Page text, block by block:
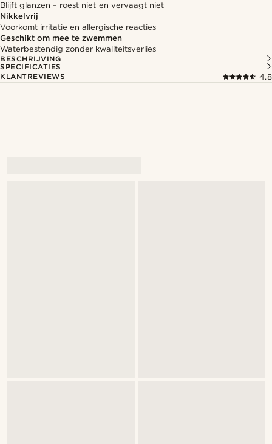
Blijft glanzen – roest niet en vervaagt niet
Nikkelvrij
Voorkomt irritatie en allergische reacties
Geschikt om mee te zwemmen
Waterbestendig zonder kwaliteitsverlies
BESCHRIJVING
SPECIFICATIES
KLANTREVIEWS
4.8